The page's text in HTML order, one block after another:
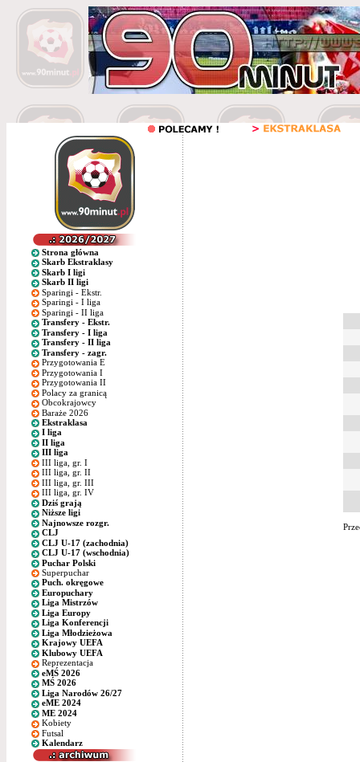
Strona główna
Skarb Ekstraklasy
Skarb I ligi
Skarb II ligi
Sparingi - Ekstr.
Sparingi - I liga
Sparingi - II liga
Transfery - Ekstr.
Transfery - I liga
Transfery - II liga
Transfery - zagr.
Przygotowania E
Przygotowania I
Przygotowania II
Polacy za granicą
Obcokrajowcy
Baraże 2026
Ekstraklasa
I liga
II liga
III liga
III liga, gr. I
III liga, gr. II
III liga, gr. III
III liga, gr. IV
Dziś grają
Niższe ligi
Najnowsze rozgr.
CLJ
CLJ U-17 (zachodnia)
CLJ U-17 (wschodnia)
Puchar Polski
Superpuchar
Puch. okręgowe
Europuchary
Liga Mistrzów
Liga Europy
Liga Konferencji
Liga Młodzieżowa
Krajowy UEFA
Klubowy UEFA
Reprezentacja
eMŚ 2026
MŚ 2026
Liga Narodów 26/27
eME 2024
ME 2024
Kobiety
Futsal
Kalendarz